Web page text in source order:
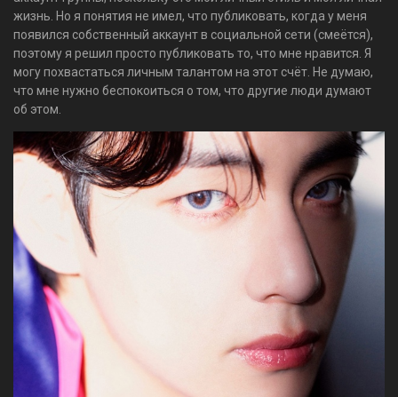
жизнь. Но я понятия не имел, что публиковать, когда у меня
появился собственный аккаунт в социальной сети (смеётся),
поэтому я решил просто публиковать то, что мне нравится. Я
могу похвастаться личным талантом на этот счёт. Не думаю,
что мне нужно беспокоиться о том, что другие люди думают
об этом.